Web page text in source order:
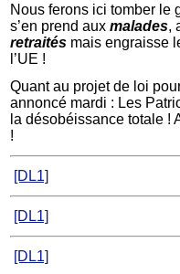
Nous ferons ici tomber le
s’en prend auxmalades,
retraités mais engraisse
l’UE !
Quant au projet de loi
annoncé mardi : Les
la désobéissance totale !
!
[DL1]
[DL1]
[DL1]